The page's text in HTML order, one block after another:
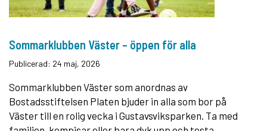
Sommarklubben Väster – öppen för alla
Publicerad: 24 maj, 2026
Sommarklubben Väster som anordnas av
Bostadsstiftelsen Platen bjuder in alla som bor på
Väster till en rolig vecka i Gustavsviksparken. Ta med